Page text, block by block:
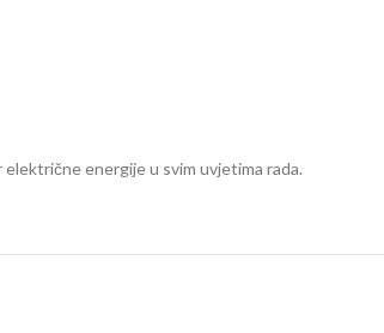
energije u svim uvjetima rada.